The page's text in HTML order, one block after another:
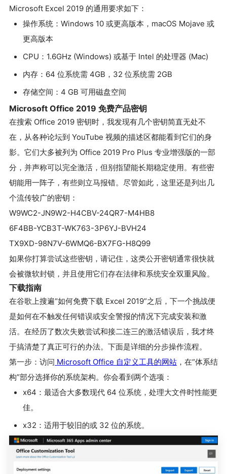
Microsoft Excel 2019 的通用要求如下：
操作系统：Windows 10 或更高版本，macOS Mojave 或
更高版本
CPU：1.6GHz (Windows) 或基于 Intel 的处理器 (Mac)
内存：64 位系统需 4GB，32 位系统需 2GB
存储空间：4 GB 可用磁盘空间
Microsoft Office 2019 免费产品密钥
在搜索 Office 2019 密钥时，我发现有几个密钥简直无处不
在，从各种论坛到 YouTube 视频的描述区都能看到它们的身
影。它们大多被列为 Office 2019 Pro Plus 专业增强版的一部
分，并声称可以完全激活，但别指望能长期稳定使用。有些密
钥能用一阵子，有些则立马报错。尽管如此，这里还是列出几
个流传较广的密钥：
W9WC2-JN9W2-H4CBV-24QR7-M4HB8
6F4BB-YCB3T-WK763-3P6YJ-BVH24
TX9XD-98N7V-6WMQ6-BX7FG-H8Q99
如果你打算尝试这些密钥，请记住，这类公开密钥通常很快就
会被微软封锁，并且使用它们存在法律和系统安全双重风险。
下载指南
在谷歌上搜遍“如何免费下载 Excel 2019”之后，下一个挑战便
是如何在不触发任何错误或安全警报的情况下完成安装和激
活。在经历了数次失败尝试和接二连三的激活错误后，我才终
于搞清楚了真正可行的办法。下面是详细的分步操作流程。
第一步：访问 Microsoft Office 自定义工具的网站 ，在“体系结
构”部分选择你的系统架构。你会看到两个选项：
x64：最适合大多数现代 64 位系统，处理大文件时性能更
佳。
x32：适用于较旧的或 32 位的系统。